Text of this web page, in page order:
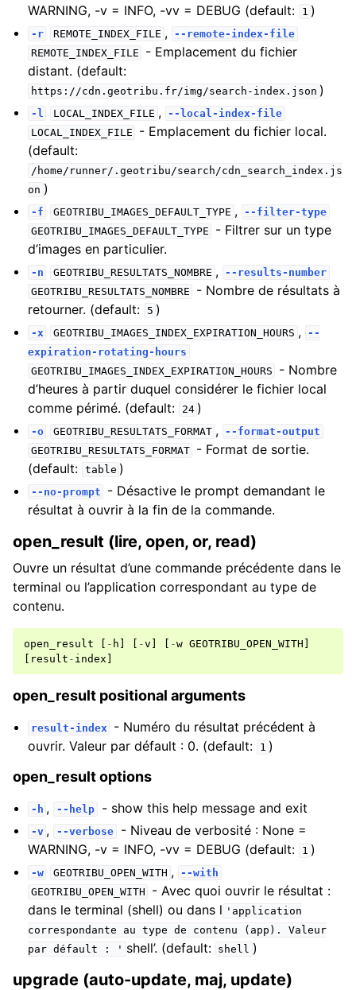
WARNING, -v = INFO, -vv = DEBUG (default:
1 )
-r REMOTE_INDEX_FILE ,
--remote-index-file
REMOTE_INDEX_FILE
- Emplacement du fichier
distant. (default:
https://cdn.geotribu.fr/img/search-index.json )
-l LOCAL_INDEX_FILE ,
--local-index-file
LOCAL_INDEX_FILE
- Emplacement du fichier local.
(default:
/home/runner/.geotribu/search/cdn_search_index.js
on )
-f GEOTRIBU_IMAGES_DEFAULT_TYPE ,
--filter-type
GEOTRIBU_IMAGES_DEFAULT_TYPE
- Filtrer sur un type
d’images en particulier.
-n GEOTRIBU_RESULTATS_NOMBRE ,
--results-number
GEOTRIBU_RESULTATS_NOMBRE
- Nombre de résultats à
retourner. (default:
5 )
-x GEOTRIBU_IMAGES_INDEX_EXPIRATION_HOURS ,
--
expiration-rotating-hours
GEOTRIBU_IMAGES_INDEX_EXPIRATION_HOURS
- Nombre
d’heures à partir duquel considérer le fichier local
comme périmé. (default:
24 )
-o GEOTRIBU_RESULTATS_FORMAT ,
--format-output
GEOTRIBU_RESULTATS_FORMAT
- Format de sortie.
(default: table )
--no-prompt
- Désactive le prompt demandant le
résultat à ouvrir à la fin de la commande.
open_result (lire, open, or, read)
Ouvre un résultat d’une commande précédente dans le
terminal ou l’application correspondant au type de
contenu.
open_result - h -v -w GEOTRIBU_OPEN_WITH
result - index
open_result positional arguments
result-index
- Numéro du résultat précédent à
ouvrir. Valeur par défault : 0. (default:
1 )
open_result options
-h , --help - show this help message and exit
-v , --verbose
- Niveau de verbosité : None =
WARNING, -v = INFO, -vv = DEBUG (default:
1 )
-w GEOTRIBU_OPEN_WITH ,
--with
GEOTRIBU_OPEN_WITH
- Avec quoi ouvrir le résultat :
dans le terminal (shell) ou dans l 'application
correspondante
au type de contenu (app).
Valeur
par défault : ' shell’. (default: shell )
upgrade (auto-update, maj, update)